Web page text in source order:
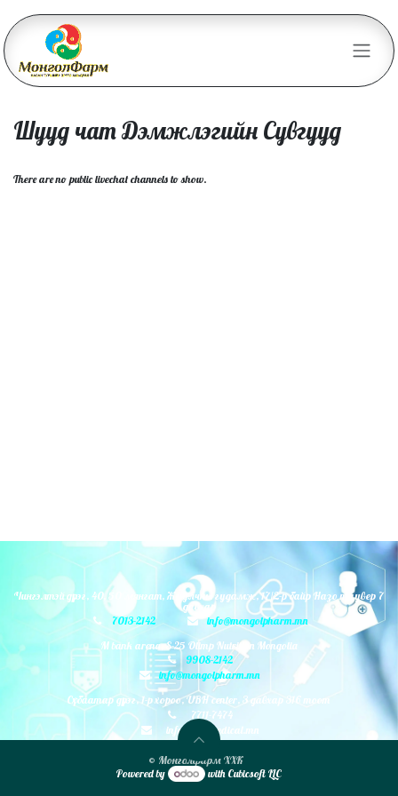
Шууд чат Дэмжлэгийн Сувгууд
There are no public livechat channels to show.
Чингэлтэй дүүрэг, 40, 50 мянгат, Жуулчны гудамж, 17/2-р байр Назо таувер 7
давхар
7013-2142
info@mongolpharm.mn
M bank arena, S-25 Olimp Nutrition Mongolia
9908-2142
info@mongolpharm.mn
Сүхбаатар дүүрэг, 1-р хороо, UBH center, 3 давхар 316 тоот
7711-7474
info@monmedical.mn
© Монголфарм ХХК
Powered by
with Cubicsoft LLC